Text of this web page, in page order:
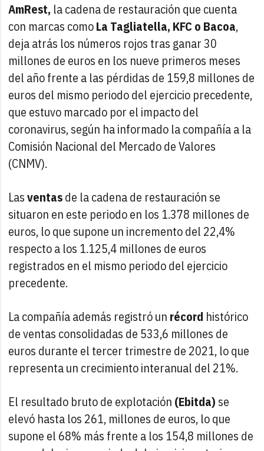
AmRest, la cadena de restauración que cuenta
con marcas comoLa Tagliatella, KFC o Bacoa,
deja atrás los números rojos tras ganar 30
millones de euros en los nueve primeros meses
del año frente a las pérdidas de 159,8 millones de
euros del mismo periodo del ejercicio precedente,
que estuvo marcado por el impacto del
coronavirus, según ha informado la compañía a la
Comisión Nacional del Mercado de Valores
(CNMV).
Lasventasde la cadena de restauración se
situaron en este periodo en los 1.378 millones de
euros, lo que supone un incremento del 22,4%
respecto a los 1.125,4 millones de euros
registrados en el mismo periodo del ejercicio
precedente.
La compañía además registró un récord histórico
de ventas consolidadas de 533,6 millones de
euros durante el tercer trimestre de 2021, lo que
representa un crecimiento interanual del 21%.
El resultado bruto de explotación (Ebitda) se
elevó hasta los 261, millones de euros, lo que
supone el 68% más frente a los 154,8 millones de